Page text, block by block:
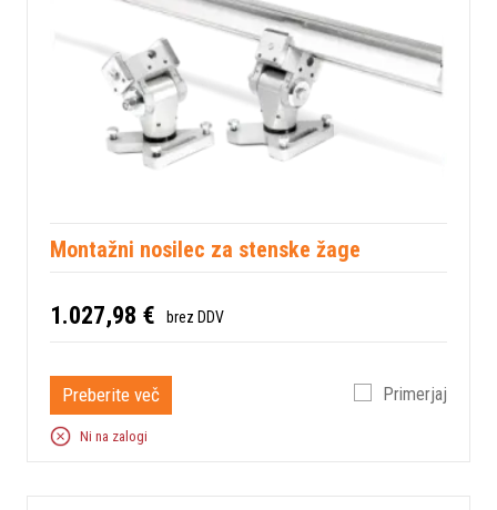
Montažni nosilec za stenske žage
1.027,98 € brez DDV
Preberite več Primerjaj
Ni na zalogi